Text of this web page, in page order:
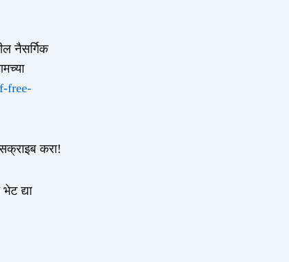
नैसर्गिक
free-
करा!
भेट द्या